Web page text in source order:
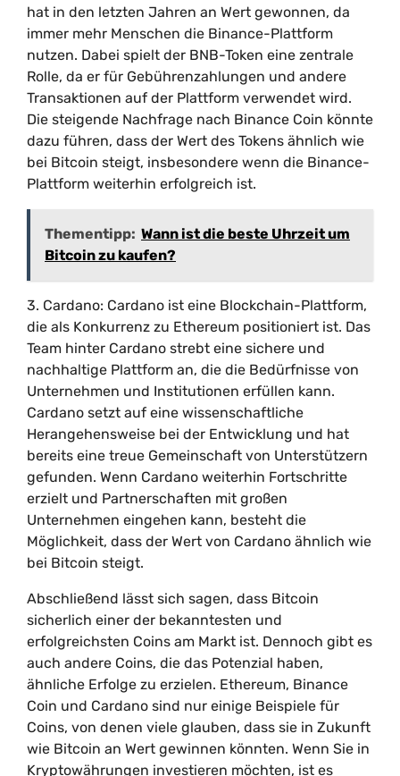
hat in den letzten Jahren an Wert gewonnen, da
immer mehr Menschen die Binance-Plattform
nutzen. Dabei spielt der BNB-Token eine zentrale
Rolle, da er für Gebührenzahlungen und andere
Transaktionen auf der Plattform verwendet wird.
Die steigende Nachfrage nach Binance Coin könnte
dazu führen, dass der Wert des Tokens ähnlich wie
bei Bitcoin steigt, insbesondere wenn die Binance-
Plattform weiterhin erfolgreich ist.
Thementipp: Wann ist die beste Uhrzeit um
Bitcoin zu kaufen?
3. Cardano: Cardano ist eine Blockchain-Plattform,
die als Konkurrenz zu Ethereum positioniert ist. Das
Team hinter Cardano strebt eine sichere und
nachhaltige Plattform an, die die Bedürfnisse von
Unternehmen und Institutionen erfüllen kann.
Cardano setzt auf eine wissenschaftliche
Herangehensweise bei der Entwicklung und hat
bereits eine treue Gemeinschaft von Unterstützern
gefunden. Wenn Cardano weiterhin Fortschritte
erzielt und Partnerschaften mit großen
Unternehmen eingehen kann, besteht die
Möglichkeit, dass der Wert von Cardano ähnlich wie
bei Bitcoin steigt.
Abschließend lässt sich sagen, dass Bitcoin
sicherlich einer der bekanntesten und
erfolgreichsten Coins am Markt ist. Dennoch gibt es
auch andere Coins, die das Potenzial haben,
ähnliche Erfolge zu erzielen. Ethereum, Binance
Coin und Cardano sind nur einige Beispiele für
Coins, von denen viele glauben, dass sie in Zukunft
wie Bitcoin an Wert gewinnen könnten. Wenn Sie in
Kryptowährungen investieren möchten, ist es